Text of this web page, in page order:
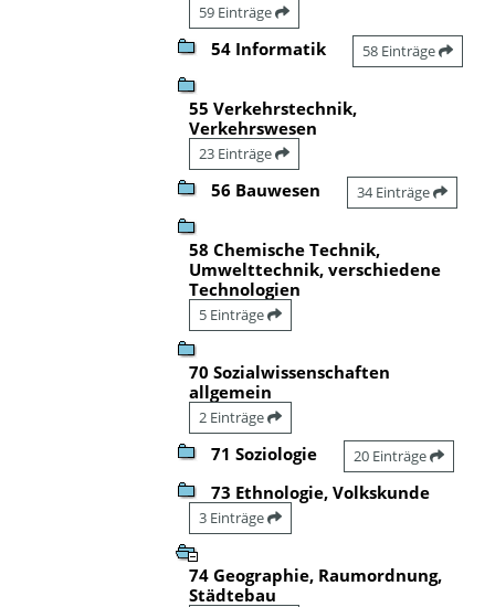
59 Einträge
54 Informatik 58 Einträge
55 Verkehrstechnik,
Verkehrswesen
23 Einträge
56 Bauwesen 34 Einträge
58 Chemische Technik,
Umwelttechnik, verschiedene
Technologien
5 Einträge
70 Sozialwissenschaften
allgemein
2 Einträge
71 Soziologie 20 Einträge
73 Ethnologie, Volkskunde
3 Einträge
74 Geographie, Raumordnung,
Städtebau